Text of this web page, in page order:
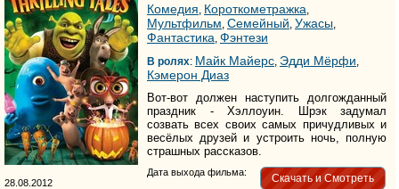
Комедия Короткометражка
Мультфильм Семейный Ужасы
Фантастика Фэнтези
В ролях: Майк Майерс Эдди Мёрфи
Кэмерон Диаз
Вот-вот должен наступить долгожданный
праздник - Хэллоуин. Шрэк задумал
созвать всех своих самых причудливых и
весёлых друзей и устроить ночь, полную
страшных рассказов.
Скачать и Смотреть
Дата выхода фильма:
28.08.2012